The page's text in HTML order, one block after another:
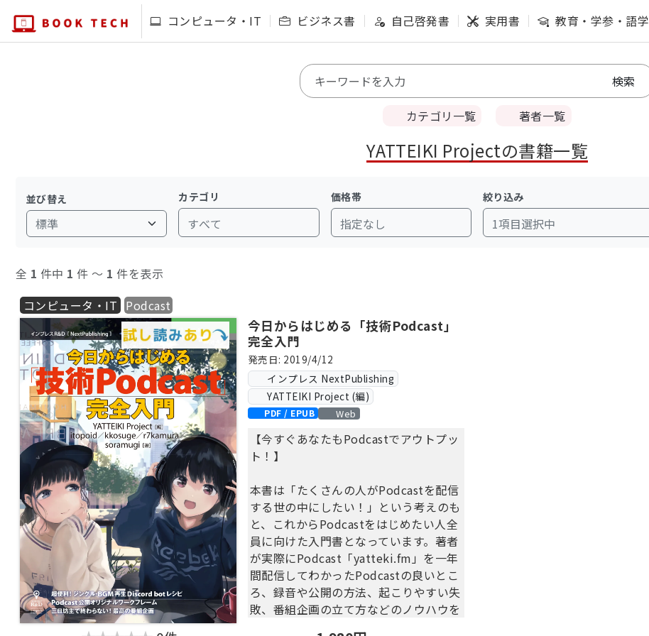
コンピュータ・IT ビジネス書 自己啓発書 実用書 教育・学参・語学
カテゴリ一覧 著者一覧
YATTEIKI Projectの書籍一覧
並び替え カテゴリ
すべて
価格帯
指定なし
絞り込み
1項目選択中
全 1 件中 1 件 〜 1 件を表示
コンピュータ・IT Podcast
今日からはじめる「技術Podcast」
完全入門
発売日: 2019/4/12
インプレス NextPublishing
YATTEIKI Project (編)
PDF / EPUB Web
【今すぐあなたもPodcastでアウトプッ
ト！】
本書は「たくさんの人がPodcastを配信
する世の中にしたい！」という考えのも
と、これからPodcastをはじめたい人全
員に向けた入門書となっています。著者
が実際にPodcast「yatteki.fm」を一年
間配信してわかったPodcastの良いとこ
ろ、録音や公開の方法、起こりやすい失
敗、番組企画の立て方などのノウハウを